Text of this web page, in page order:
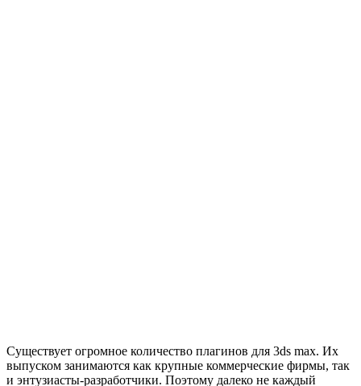
Существует огромное количество плагинов для 3ds max. Их
выпуском занимаются как крупные коммерческие фирмы, так
и энтузиасты-разработчики. Поэтому далеко не каждый